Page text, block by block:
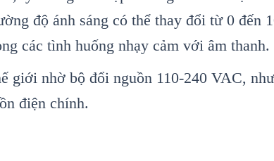
độ ánh sáng có thể thay đổi từ 0 đến
các tình huống nhạy cảm với âm thanh.
giới nhờ bộ đổi nguồn 110-240 VAC,
điện chính.